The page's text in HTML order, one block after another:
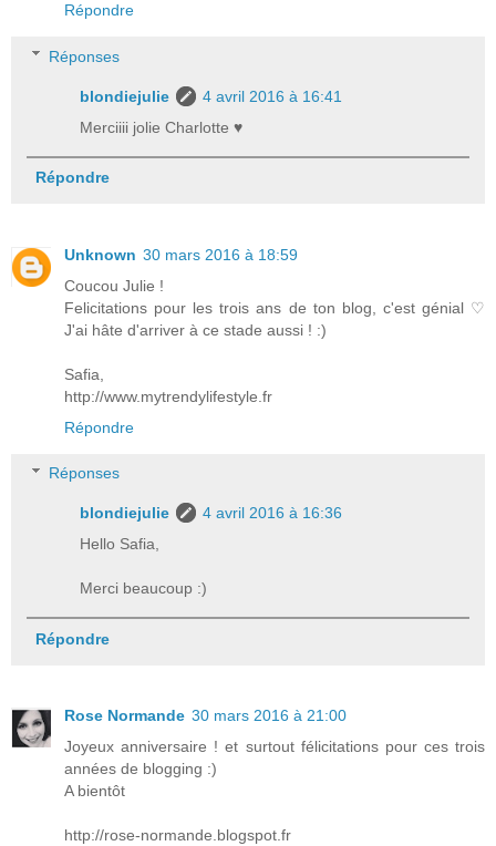
Répondre
Réponses
blondiejulie
4 avril 2016 à 16:41
Merciiii jolie Charlotte ♥
Répondre
Unknown 30 mars 2016 à 18:59
Coucou Julie !
Felicitations pour les trois ans de ton blog, c'est génial ♡
J'ai hâte d'arriver à ce stade aussi ! :)
Safia,
http://www.mytrendylifestyle.fr
Répondre
Réponses
blondiejulie
4 avril 2016 à 16:36
Hello Safia,
Merci beaucoup :)
Répondre
Rose Normande 30 mars 2016 à 21:00
Joyeux anniversaire ! et surtout félicitations pour ces trois
années de blogging :)
A bientôt
http://rose-normande.blogspot.fr